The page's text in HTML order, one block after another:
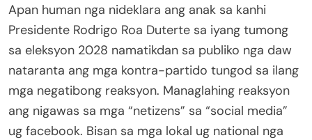
Apan human nga nideklara ang anak sa kanhi
Presidente Rodrigo Roa Duterte sa iyang tumong
sa eleksyon 2028 namatikdan sa publiko nga daw
nataranta ang mga kontra-partido tungod sa ilang
mga negatibong reaksyon. Managlahing reaksyon
ang nigawas sa mga “netizens” sa “social media”
ug facebook. Bisan sa mga lokal ug national nga